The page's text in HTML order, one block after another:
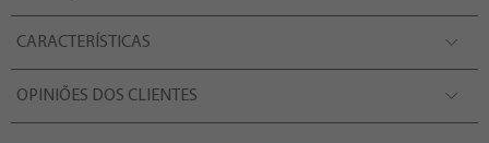
CARACTERÍSTICAS
OPINIÕES DOS CLIENTES